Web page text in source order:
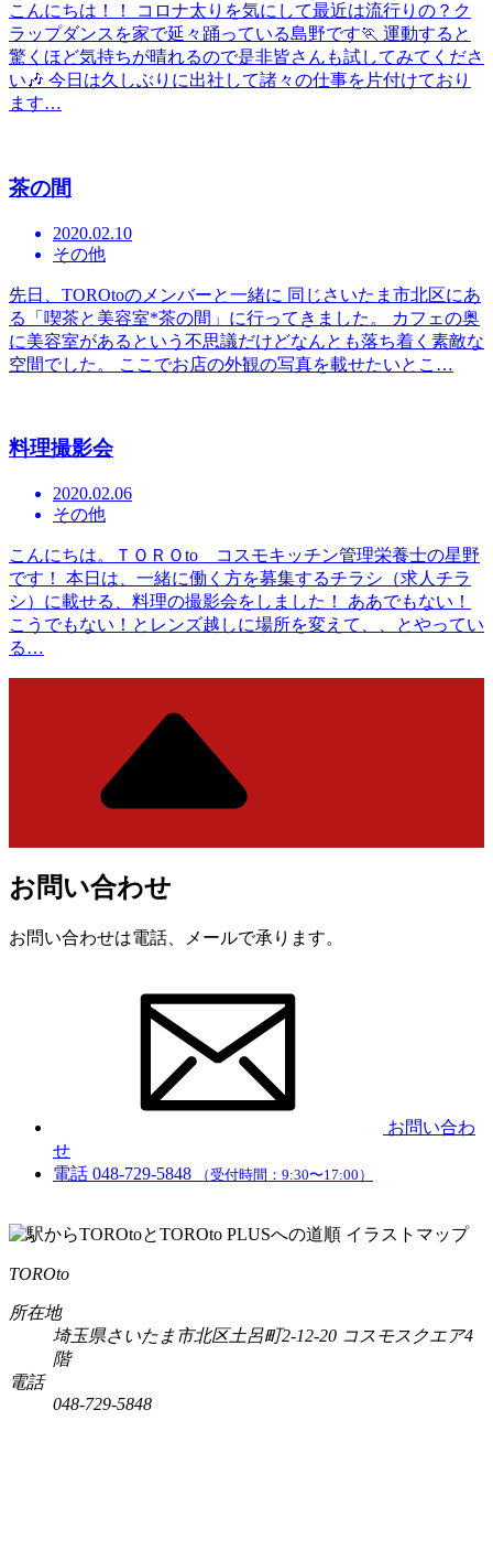
こんにちは！！ コロナ太りを気にして最近は流行りの？ク
ラップダンスを家で延々踊っている島野です🏃 運動すると
驚くほど気持ちが晴れるので是非皆さんも試してみてくださ
い🎶 今日は久しぶりに出社して諸々の仕事を片付けており
ます…
茶の間
2020.02.10
その他
先日、TOROtoのメンバーと一緒に 同じさいたま市北区にあ
る「喫茶と美容室*茶の間」に行ってきました。 カフェの奥
に美容室があるという不思議だけどなんとも落ち着く素敵な
空間でした。 ここでお店の外観の写真を載せたいとこ…
料理撮影会
2020.02.06
その他
こんにちは。ＴＯＲＯto コスモキッチン管理栄養士の星野
です！ 本日は、一緒に働く方を募集するチラシ（求人チラ
シ）に載せる、料理の撮影会をしました！ ああでもない！
こうでもない！とレンズ越しに場所を変えて、、とやってい
る…
お問い合わせ
お問い合わせは電話、メールで承ります。
お問い合わ
せ
電話 048-729-5848 （受付時間：9:30〜17:00）
TOROto
所在地
埼玉県さいたま市北区土呂町2-12-20 コスモスクエア4
階
電話
048-729-5848